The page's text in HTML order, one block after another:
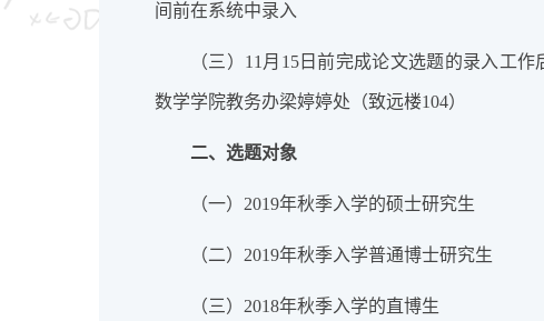
间前在系统中录入
（三）11月15日前完成论文选题的录入工
数学学院教务办梁婷婷处（致远楼104）
二、选题对象
（一）2019年秋季入学的硕士研究生
（二）2019年秋季入学普通博士研究生
（三）2018年秋季入学的直博生